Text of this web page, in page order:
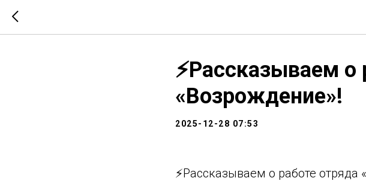
⚡Рассказываем о
«Возрождение»!
2025-12-28 07:53
⚡Рассказываем о работе отряда